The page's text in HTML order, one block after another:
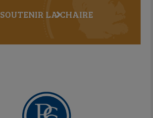
SOUTENIR LA CHAIRE